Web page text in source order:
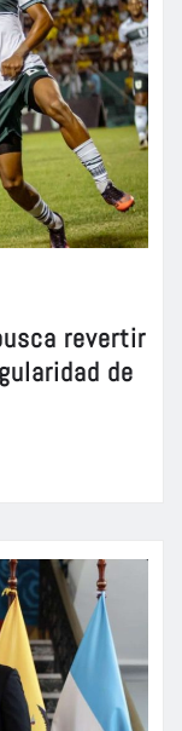
revertir
de